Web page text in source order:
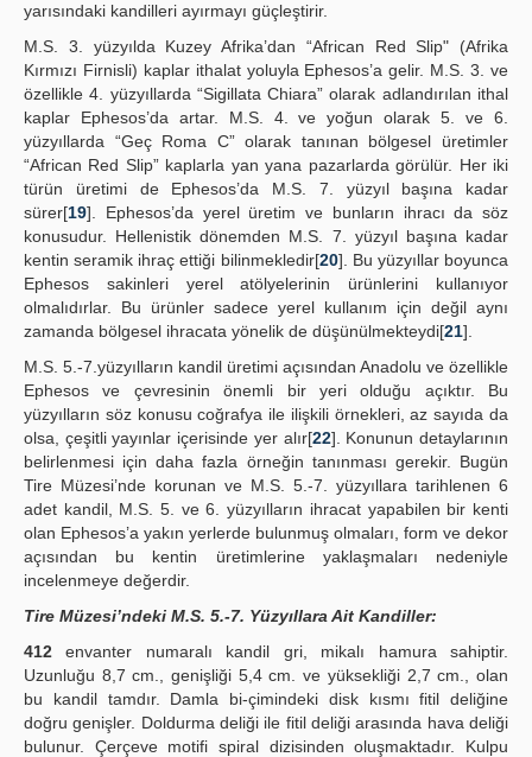
yarısındaki kandilleri ayırmayı güçleştirir.
M.S. 3. yüzyılda Kuzey Afrika’dan “African Red Slip" (Afrika
Kırmızı Firnisli) kaplar ithalat yoluyla Ephesos’a gelir. M.S. 3. ve
özellikle 4. yüzyıllarda “Sigillata Chiara” olarak adlandırılan ithal
kaplar Ephesos’da artar. M.S. 4. ve yoğun olarak 5. ve 6.
yüzyıllarda “Geç Roma C” olarak tanınan bölgesel üretimler
“African Red Slip” kaplarla yan yana pazarlarda görülür. Her iki
türün üretimi de Ephesos’da M.S. 7. yüzyıl başına kadar
sürer[19]. Ephesos’da yerel üretim ve bunların ihracı da söz
konusudur. Hellenistik dönemden M.S. 7. yüzyıl başına kadar
kentin seramik ihraç ettiği bilinmekledir[20]. Bu yüzyıllar boyunca
Ephesos sakinleri yerel atölyelerinin ürünlerini kullanıyor
olmalıdırlar. Bu ürünler sadece yerel kullanım için değil aynı
zamanda bölgesel ihracata yönelik de düşünülmekteydi[21].
M.S. 5.-7.yüzyılların kandil üretimi açısından Anadolu ve özellikle
Ephesos ve çevresinin önemli bir yeri olduğu açıktır. Bu
yüzyılların söz konusu coğrafya ile ilişkili örnekleri, az sayıda da
olsa, çeşitli yayınlar içerisinde yer alır[22]. Konunun detaylarının
belirlenmesi için daha fazla örneğin tanınması gerekir. Bugün
Tire Müzesi’nde korunan ve M.S. 5.-7. yüzyıllara tarihlenen 6
adet kandil, M.S. 5. ve 6. yüzyılların ihracat yapabilen bir kenti
olan Ephesos’a yakın yerlerde bulunmuş olmaları, form ve dekor
açısından bu kentin üretimlerine yaklaşmaları nedeniyle
incelenmeye değerdir.
Tire Müzesi’ndeki M.S. 5.-7. Yüzyıllara Ait Kandiller:
412 envanter numaralı kandil gri, mikalı hamura sahiptir.
Uzunluğu 8,7 cm., genişliği 5,4 cm. ve yüksekliği 2,7 cm., olan
bu kandil tamdır. Damla bi-çimindeki disk kısmı fitil deliğine
doğru genişler. Doldurma deliği ile fitil deliği arasında hava deliği
bulunur. Çerçeve motifi spiral dizisinden oluşmaktadır. Kulpu